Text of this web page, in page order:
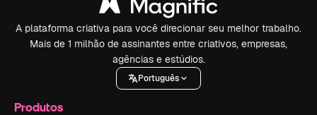
A plataforma criativa para você direcionar seu melhor trabalho.
Mais de 1 milhão de assinantes entre criativos, empresas,
agências e estúdios.
Português
Produtos